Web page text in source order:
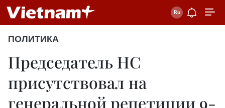
ПОЛИТИКА
Председатель НС
присутствовал на
генеральной репетиции 9-